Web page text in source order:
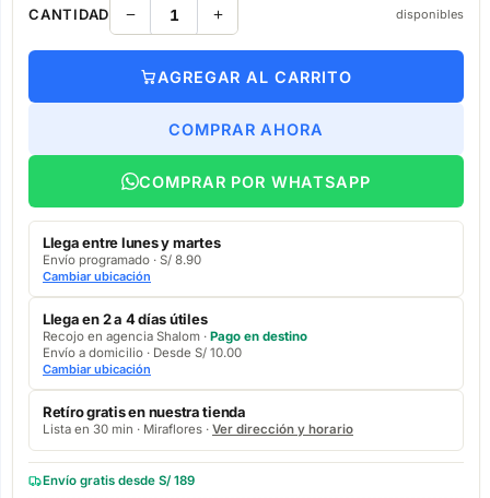
CANTIDAD disponibles
AGREGAR AL CARRITO
COMPRAR AHORA
COMPRAR POR WHATSAPP
Llega entre lunes y martes
Envío programado · S/ 8.90
Cambiar ubicación
Llega en 2 a 4 días útiles
Recojo en agencia Shalom · Pago en destino
Envío a domicilio · Desde S/ 10.00
Cambiar ubicación
Retíro gratis en nuestra tienda
Lista en 30 min · Miraflores · Ver dirección y horario
Envío gratis desde S/ 189